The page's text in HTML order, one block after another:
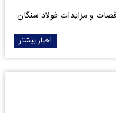
و مزایدات فولاد سنگان
اخبار بیشتر